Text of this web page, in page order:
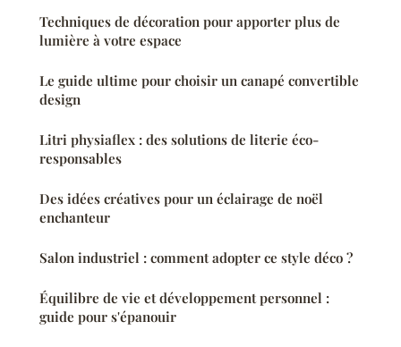
Techniques de décoration pour apporter plus de
lumière à votre espace
Le guide ultime pour choisir un canapé convertible
design
Litri physiaflex : des solutions de literie éco-
responsables
Des idées créatives pour un éclairage de noël
enchanteur
Salon industriel : comment adopter ce style déco ?
Équilibre de vie et développement personnel :
guide pour s'épanouir